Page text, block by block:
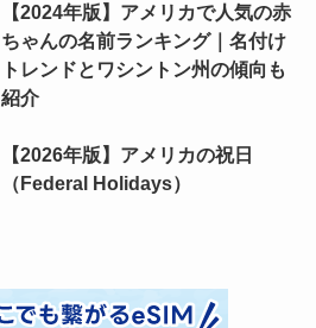
【2024年版】アメリカで人気の赤
ちゃんの名前ランキング｜名付け
トレンドとワシントン州の傾向も
紹介
【2026年版】アメリカの祝日
（Federal Holidays）